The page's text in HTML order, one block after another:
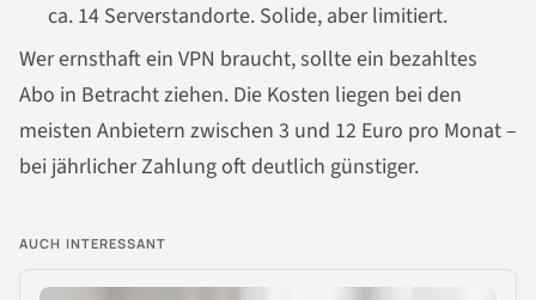
ca. 14 Serverstandorte. Solide, aber limitiert.
Wer ernsthaft ein VPN braucht, sollte ein bezahltes
Abo in Betracht ziehen. Die Kosten liegen bei den
meisten Anbietern zwischen 3 und 12 Euro pro Monat –
bei jährlicher Zahlung oft deutlich günstiger.
AUCH INTERESSANT